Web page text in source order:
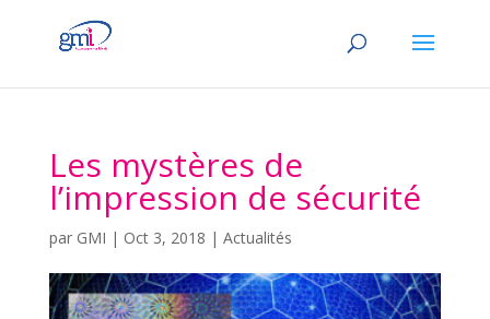
Les mystères de
l’impression de sécurité
par GMI | Oct 3, 2018 | Actualités